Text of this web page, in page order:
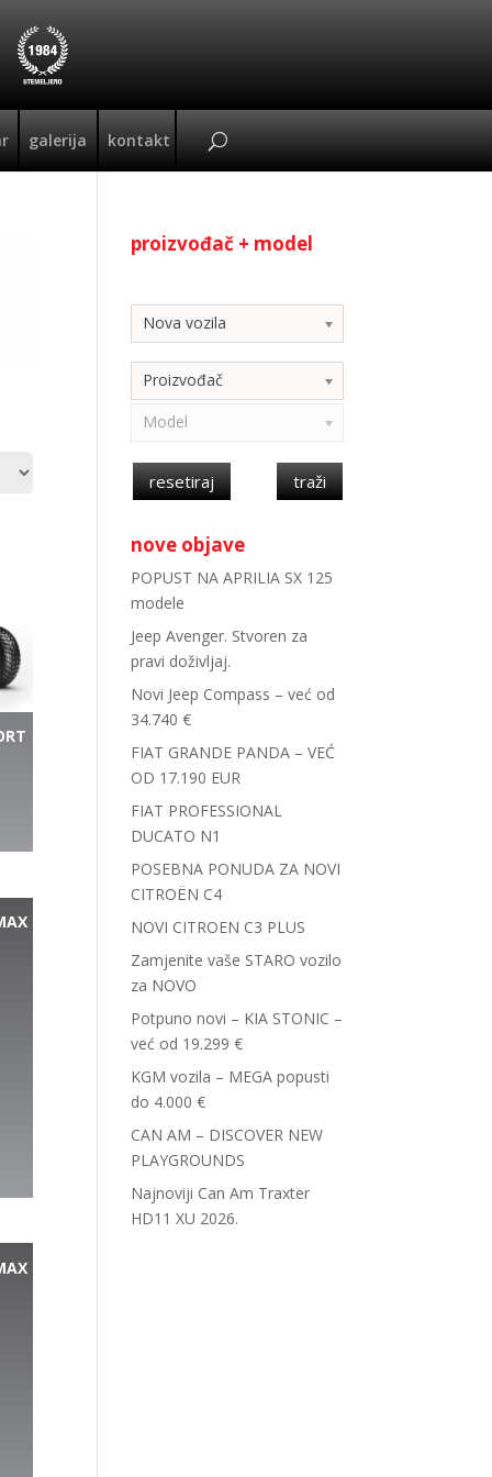
galerija kontakt
proizvođač + model
Nova vozila
Proizvođač
Model
resetiraj traži
nove objave
POPUST NA APRILIA SX 125
modele
Jeep Avenger. Stvoren za
pravi doživljaj.
Novi Jeep Compass – već od
34.740 €
FIAT GRANDE PANDA – VEĆ
OD 17.190 EUR
FIAT PROFESSIONAL
DUCATO N1
POSEBNA PONUDA ZA NOVI
CITROËN C4
NOVI CITROEN C3 PLUS
Zamjenite vaše STARO vozilo
za NOVO
Potpuno novi – KIA STONIC –
već od 19.299 €
KGM vozila – MEGA popusti
do 4.000 €
CAN AM – DISCOVER NEW
PLAYGROUNDS
Najnoviji Can Am Traxter
HD11 XU 2026.